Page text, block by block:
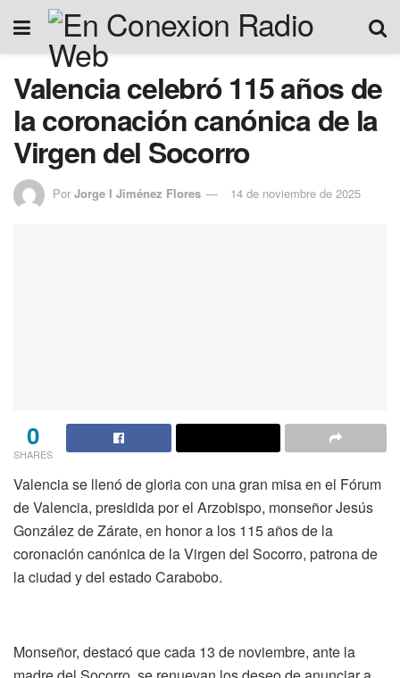
Valencia celebró 115 años de
la coronación canónica de la
Virgen del Socorro
Por Jorge I Jiménez Flores 14 de noviembre de 2025
0
SHARES
Valencia se llenó de gloria con una gran misa en el Fórum
de Valencia, presidida por el Arzobispo, monseñor Jesús
González de Zárate, en honor a los 115 años de la
coronación canónica de la Virgen del Socorro, patrona de
la ciudad y del estado Carabobo.
Monseñor, destacó que cada 13 de noviembre, ante la